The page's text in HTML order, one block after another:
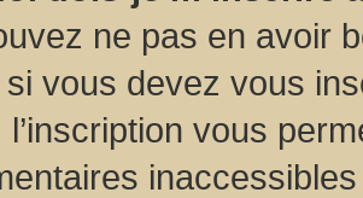
ne pas en avoir
vous devez vous
l’inscription vous